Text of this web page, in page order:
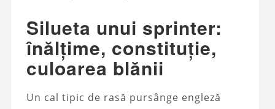
Silueta unui sprinter:
înălțime, constituție,
culoarea blănii
Un cal tipic de rasă pursânge engleză